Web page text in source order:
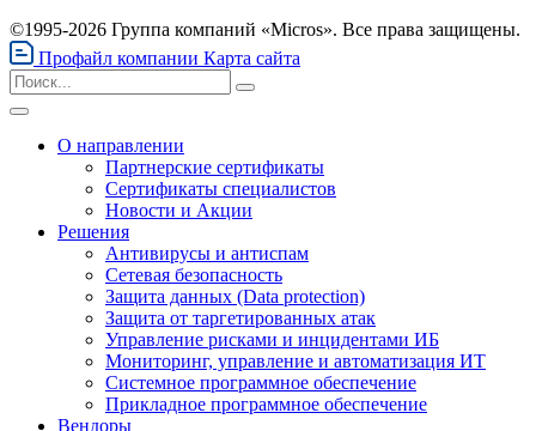
©1995-2026 Группа компаний «Micros». Все права защищены.
Профайл компании Карта сайта
О направлении
Партнерские сертификаты
Сертификаты специалистов
Новости и Акции
Решения
Антивирусы и антиспам
Сетевая безопасность
Защита данных (Data protection)
Защита от таргетированных атак
Управление рисками и инцидентами ИБ
Мониторинг, управление и автоматизация ИТ
Системное программное обеспечение
Прикладное программное обеспечение
Вендоры